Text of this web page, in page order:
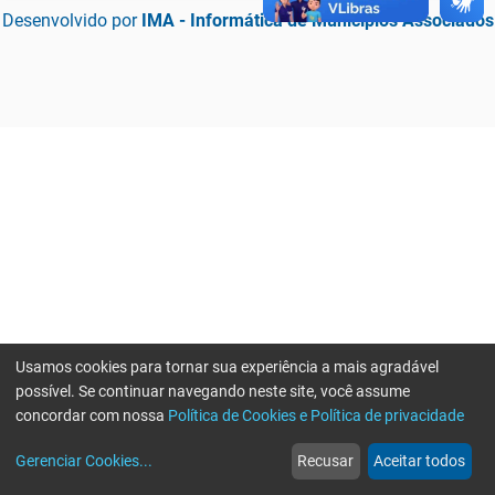
Desenvolvido por IMA - Informática de Municípios Associados
web
Notícias
more_horiz
Mais
Usamos cookies para tornar sua experiência a mais agradável
possível. Se continuar navegando neste site, você assume
concordar com nossa Política de Cookies e Política de privacidade
Gerenciar Cookies... Recusar Aceitar todos
Erro ao enviar informações, por favor tente novamente